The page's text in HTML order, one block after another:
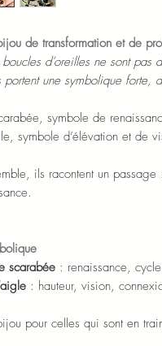
de transformation et de
d’oreilles ne sont pas
portent une symbolique forte,
symbole de
symbole d’élévation et de
ils racontent un
scarabée : renaissance,
: hauteur, vision,
pour celles qui sont en